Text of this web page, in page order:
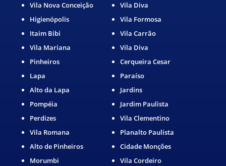
Vila Nova Conceição
Higienópolis
Itaim Bibi
Vila Mariana
Pinheiros
Lapa
Alto da Lapa
Pompéia
Perdizes
Vila Romana
Alto de Pinheiros
Morumbi
Vila Diva
Vila Formosa
Vila Carrão
Vila Diva
Cerqueira Cesar
Paraíso
Jardins
Jardim Paulista
Vila Clementino
Planalto Paulista
Cidade Monções
Vila Cordeiro